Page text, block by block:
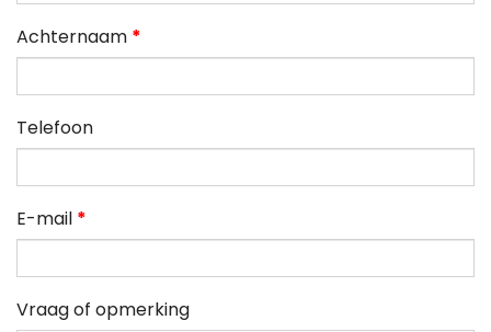
Achternaam *
Telefoon
E-mail *
Vraag of opmerking